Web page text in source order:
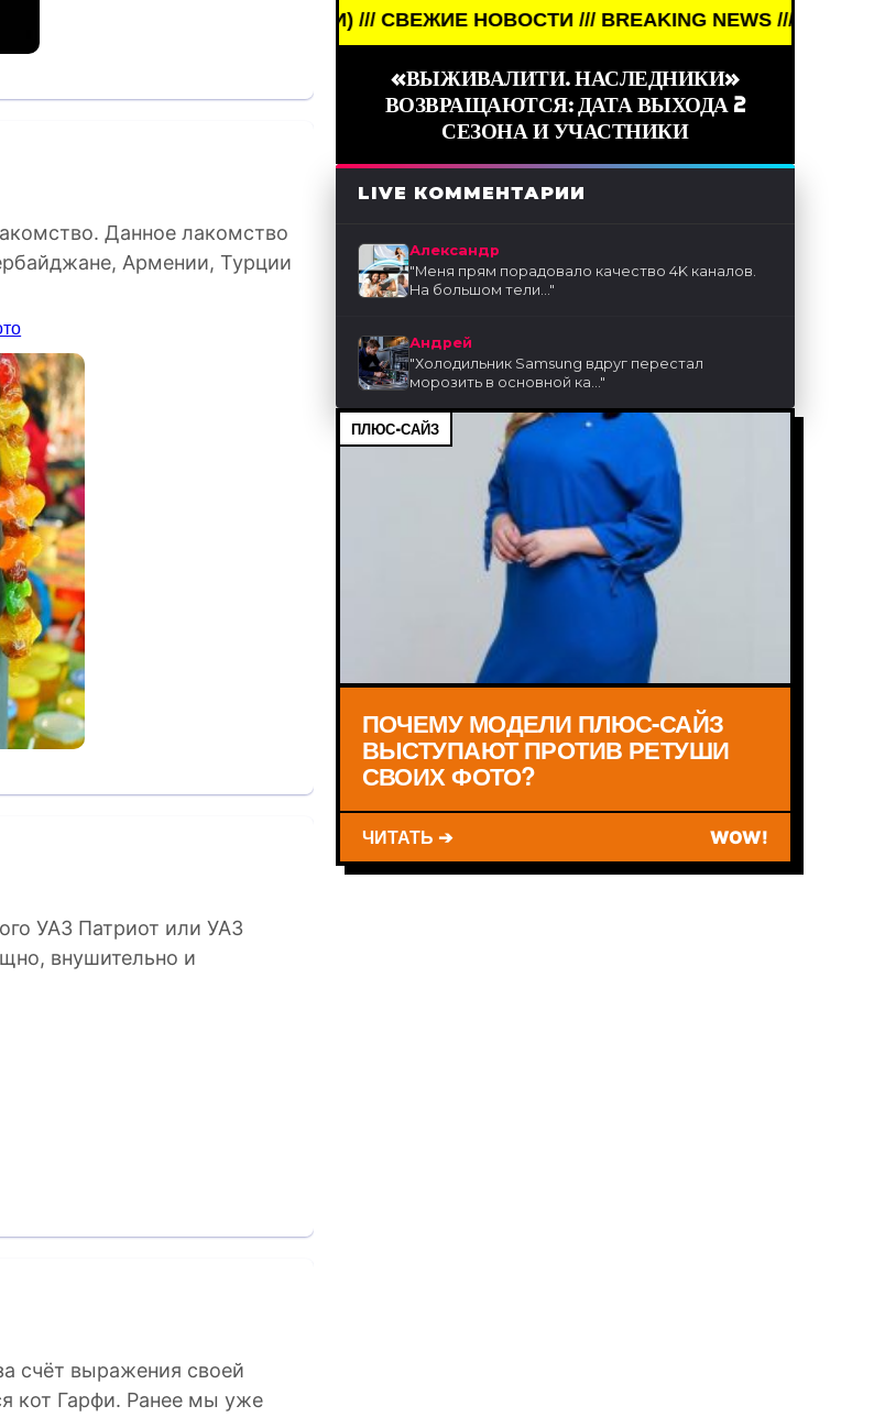
Данное лакомство
Армении, Турции
УАЗ Патриот или УАЗ
внушительно и
счёт выражения своей
кот Гарфи. Ранее мы уже
/// НОВОСТИ (СМИ) /// СВЕЖИЕ НОВОСТИ /// BREAKING NEWS /// НОВОСТИ (СМИ) ///
«ВЫЖИВАЛИТИ. НАСЛЕДНИКИ»
ВОЗВРАЩАЮТСЯ: ДАТА ВЫХОДА 2
СЕЗОНА И УЧАСТНИКИ
LIVE КОММЕНТАРИИ
Александр
"Меня прям порадовало качество 4K каналов.
На большом тели..."
Андрей
"Холодильник Samsung вдруг перестал
морозить в основной ка..."
ПЛЮС-САЙЗ
ПОЧЕМУ МОДЕЛИ ПЛЮС-САЙЗ
ВЫСТУПАЮТ ПРОТИВ РЕТУШИ
СВОИХ ФОТО?
ЧИТАТЬ ➔ WOW!